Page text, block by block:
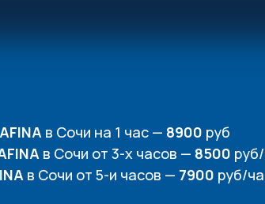
AFINA в Сочи на 1 час — 8900 руб
в Сочи от 3-х часов — 8500
в Сочи от 5-и часов — 7900 руб/